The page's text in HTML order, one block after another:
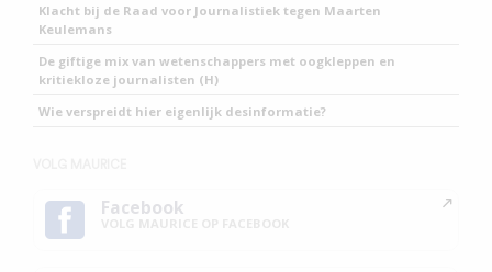
Klacht bij de Raad voor Journalistiek tegen Maarten
Keulemans
De giftige mix van wetenschappers met oogkleppen en
kritiekloze journalisten (H)
Wie verspreidt hier eigenlijk desinformatie?
Facebook